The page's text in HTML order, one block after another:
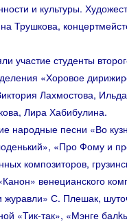
и культуры.
Трушкова,
участие студенты
«Хоровое
Лахмостова,
Лира Хабибулина.
народные песни «Во
«Про Фому и
композиторов,
венецианского
журавли» С. Плешак,
«Тик-так», «Мэнге